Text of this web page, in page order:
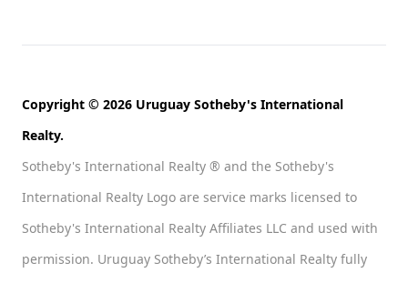
Copyright © 2026 Uruguay Sotheby's International
Realty.
Sotheby's International Realty ® and the Sotheby's
International Realty Logo are service marks licensed to
Sotheby's International Realty Affiliates LLC and used with
permission. Uruguay Sotheby’s International Realty fully